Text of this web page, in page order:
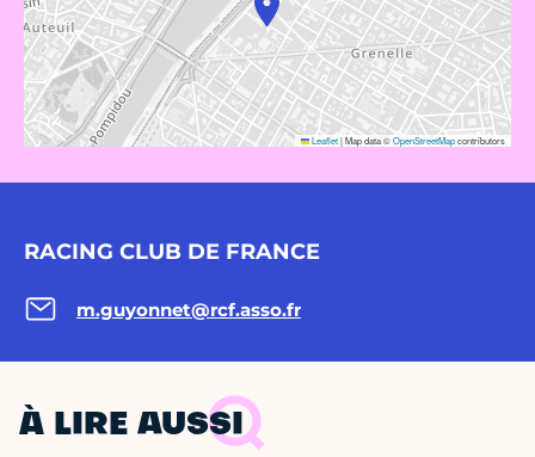
Leaflet|Map data ©OpenStreetMapcontributors
RACING CLUB DE FRANCE
m.guyonnet@rcf.asso.fr
À LIRE AUSSI